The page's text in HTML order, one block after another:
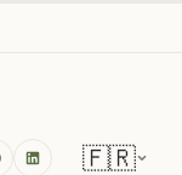
🇫🇷